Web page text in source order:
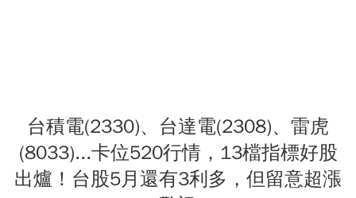
台積電(2330)、台達電(2308)、雷虎
(8033)...卡位520行情，13檔指標好股
出爐！台股5月還有3利多，但留意超漲